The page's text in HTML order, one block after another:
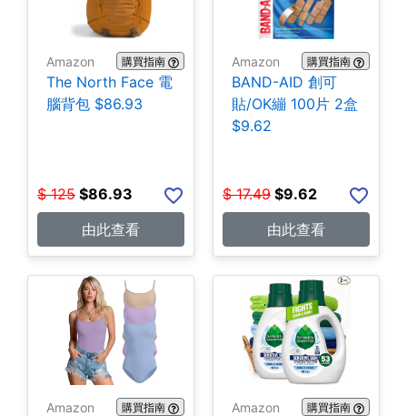
Amazon 購買指南
The North Face 電
腦背包 $86.93
$ 125 $86.93
由此查看
Amazon 購買指南
BAND-AID 創可
貼/OK繃 100片 2盒
$9.62
$ 17.49 $9.62
由此查看
Amazon 購買指南 Amazon 購買指南